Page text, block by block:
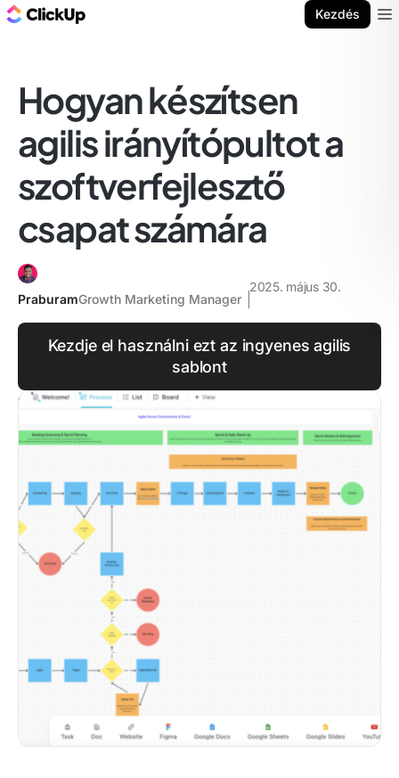
Kezdés
Hogyan készítsen
agilis irányítópultot a
szoftverfejlesztő
csapat számára
PraburamGrowth Marketing Manager
2025. május 30.
Kezdje el használni ezt az ingyenes agilis
sablont